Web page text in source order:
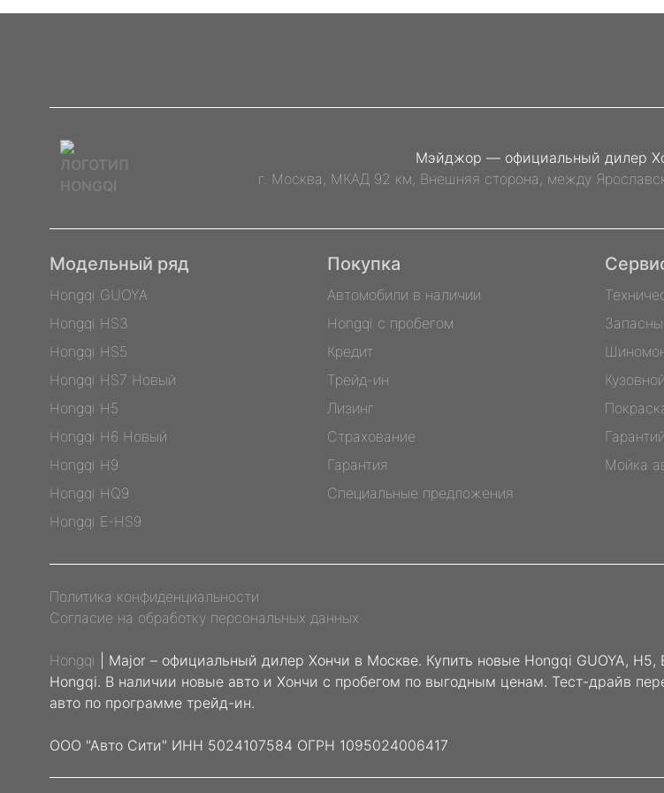
Мэйджор — официальный дилер
г. Москва, МКАД 92 км, Внешняя сторона, между
Модельный ряд
Hongqi GUOYA
Hongqi HS3
Hongqi HS5
Hongqi HS7 Новый
Hongqi H5
Hongqi H6 Новый
Hongqi H9
Hongqi HQ9
Hongqi E-HS9
Покупка
Автомобили в наличии
Hongqi с пробегом
Кредит
Трейд-ин
Лизинг
Страхование
Гарантия
Специальные предложения
Мойка
Политика конфиденциальности
Согласие на обработку персональных данных
Hongqi | Major – официальный дилер Хончи в Москве. Купить новые Hongqi GUOYA,
Hongqi. В наличии новые авто и Хончи с пробегом по выгодным ценам. Тест-драйв
авто по программе трейд-ин.
ООО "Авто Сити" ИНН 5024107584 ОГРН 1095024006417